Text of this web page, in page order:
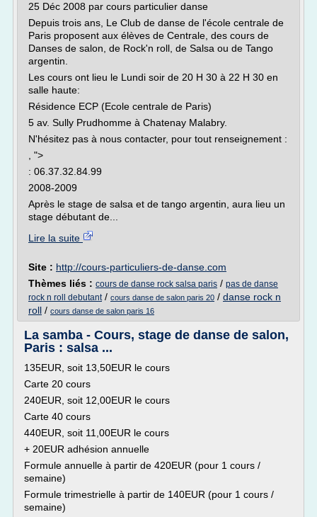
25 Déc 2008 par cours particulier danse
Depuis trois ans, Le Club de danse de l'école centrale de
Paris proposent aux élèves de Centrale, des cours de
Danses de salon, de Rock'n roll, de Salsa ou de Tango
argentin.
Les cours ont lieu le Lundi soir de 20 H 30 à 22 H 30 en
salle haute:
Résidence ECP (Ecole centrale de Paris)
5 av. Sully Prudhomme à Chatenay Malabry.
N'hésitez pas à nous contacter, pour tout renseignement :
, ">
: 06.37.32.84.99
2008-2009
Après le stage de salsa et de tango argentin, aura lieu un
stage débutant de...
Lire la suite
Site : http://cours-particuliers-de-danse.com
Thèmes liés : cours de danse rock salsa paris / pas de danse
rock n roll debutant/ cours danse de salon paris 20 / danse rock n
roll / cours danse de salon paris 16
La samba - Cours, stage de danse de salon,
Paris : salsa ...
135EUR, soit 13,50EUR le cours
Carte 20 cours
240EUR, soit 12,00EUR le cours
Carte 40 cours
440EUR, soit 11,00EUR le cours
+ 20EUR adhésion annuelle
Formule annuelle à partir de 420EUR (pour 1 cours /
semaine)
Formule trimestrielle à partir de 140EUR (pour 1 cours /
semaine)